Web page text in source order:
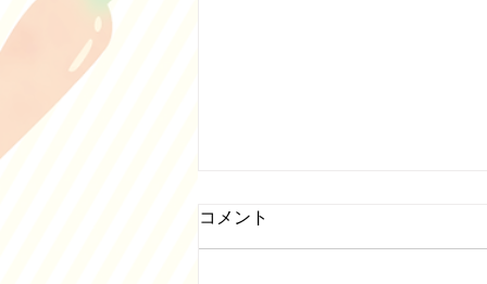
５月営業日について
５月の営業日は通常通りです。第
コメント